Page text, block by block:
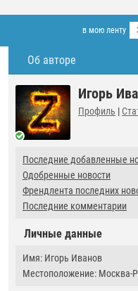
в мою ленту
Об авторе
Игорь
Профиль |
Последние добавленные
Одобренные новости
Френдлента последних
Последние комментарии
Личные данные
Имя: Игорь Иванов
Местоположение: Москва-